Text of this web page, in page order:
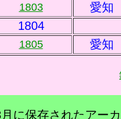
1803
愛知
1804
1805 愛知
に保存されたアー